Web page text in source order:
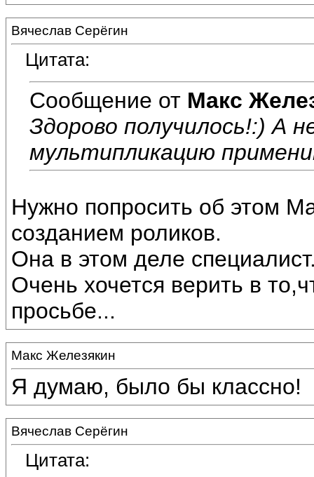
Вячеслав Серёгин
Цитата:
Сообщение от Макс
Здорово получилось!:) А
мультипликацию
Нужно попросить об этом
созданием роликов.
Она в этом деле
Очень хочется верить в
просьбе...
Макс Железякин
Я думаю, было бы классно!
Вячеслав Серёгин
Цитата: